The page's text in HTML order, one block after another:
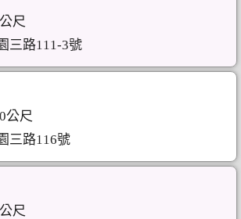
尺
三路111-3號
公尺
三路116號
尺